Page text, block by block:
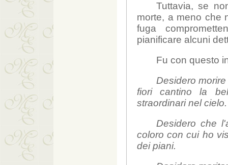
Tuttavia, se
morte, a meno che
fuga
pianificare alcuni
Fu con questo
Desidero
fiori cantino la
straordinari nel cielo.
Desidero che
coloro con cui ho
dei piani.